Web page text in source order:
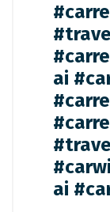
ai
ai